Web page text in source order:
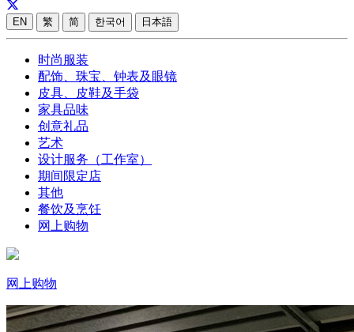
EN 繁 简 한국어 日本語
时尚服装
配饰、珠宝、钟表及眼镜
皮具、皮鞋及手袋
家具品味
创意礼品
艺术
设计服务（工作室）
期间限定店
其他
餐饮及烹饪
网上购物
网上购物